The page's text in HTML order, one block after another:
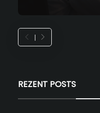
REZENT POSTS